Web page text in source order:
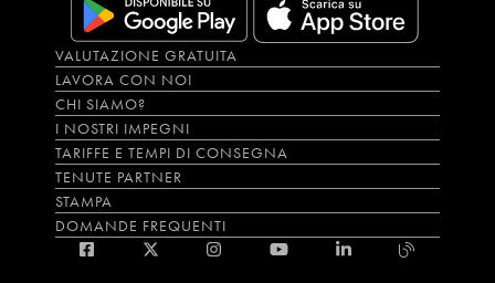
VALUTAZIONE GRATUITA
LAVORA CON NOI
CHI SIAMO?
I NOSTRI IMPEGNI
TARIFFE E TEMPI DI CONSEGNA
TENUTE PARTNER
STAMPA
DOMANDE FREQUENTI